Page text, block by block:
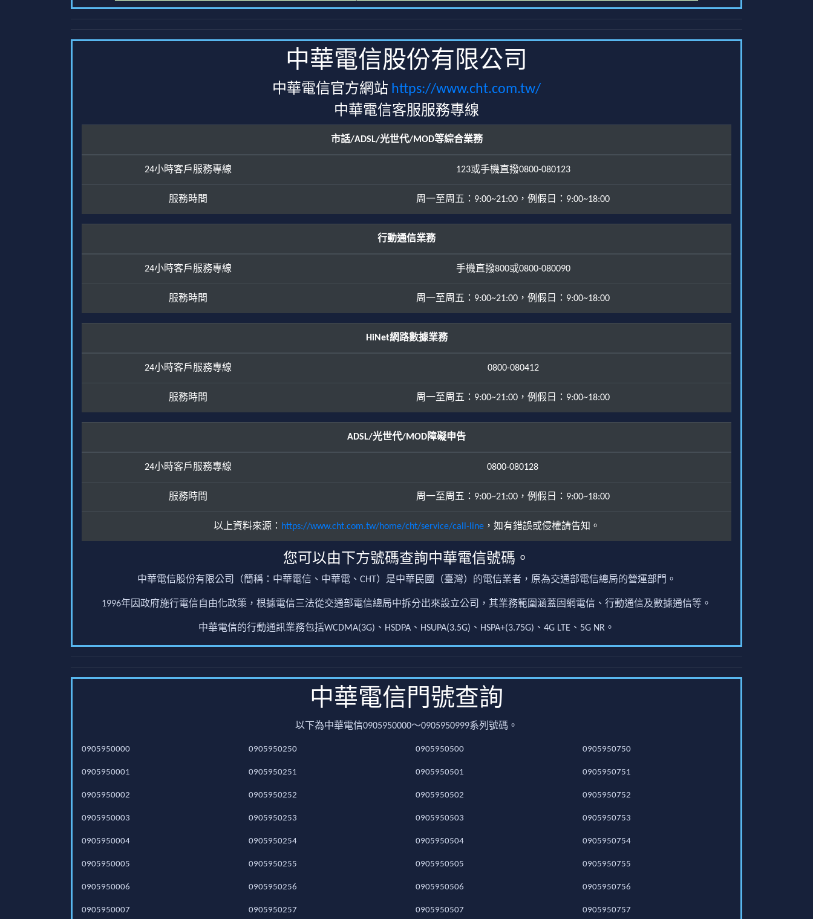
中華電信股份有限公司
中華電信官方網站 https://www.cht.com.tw/
中華電信客服服務專線
市話/ADSL/光世代/MOD等綜合業務
24小時客戶服務專線 123或手機直撥0800-080123
服務時間 周一至周五：9:00~21:00，例假日：9:00~18:00
行動通信業務
24小時客戶服務專線 手機直撥800或0800-080090
服務時間 周一至周五：9:00~21:00，例假日：9:00~18:00
HiNet網路數據業務
24小時客戶服務專線 0800-080412
服務時間 周一至周五：9:00~21:00，例假日：9:00~18:00
ADSL/光世代/MOD障礙申告
24小時客戶服務專線 0800-080128
服務時間 周一至周五：9:00~21:00，例假日：9:00~18:00
以上資料來源： https://www.cht.com.tw/home/cht/service/call-line，如有錯誤或侵權請告知。
您可以由下方號碼查詢中華電信號碼。
中華電信股份有限公司（簡稱：中華電信、中華電、CHT）是中華民國（臺灣）的電信業者，原為交通部電信總局的營運部門。
1996年因政府施行電信自由化政策，根據電信三法從交通部電信總局中拆分出來設立公司，其業務範圍涵蓋固網電信、行動通信及數據通信等。
中華電信的行動通訊業務包括WCDMA(3G)、HSDPA、HSUPA(3.5G)、HSPA+(3.75G)、4G LTE、5G NR。
中華電信門號查詢
以下為中華電信0905950000～0905950999系列號碼。
0905950000
0905950001
0905950002
0905950003
0905950004
0905950005
0905950006
0905950007
0905950250
0905950251
0905950252
0905950253
0905950254
0905950255
0905950256
0905950257
0905950500
0905950501
0905950502
0905950503
0905950504
0905950505
0905950506
0905950507
0905950750
0905950751
0905950752
0905950753
0905950754
0905950755
0905950756
0905950757